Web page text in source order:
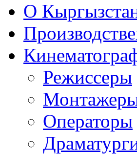
О
Режиссеры
Операторы